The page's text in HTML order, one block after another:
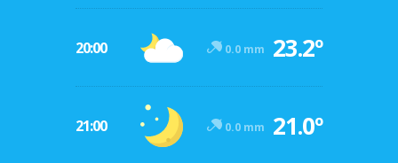
20:00 0.0 mm 23.2º
21:00 0.0 mm 21.0º